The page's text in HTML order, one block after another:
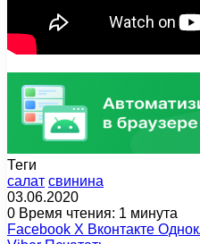
Теги
cалат свинина
03.06.2020
0 Время чтения: 1 минута
Facebook X Вконтакте